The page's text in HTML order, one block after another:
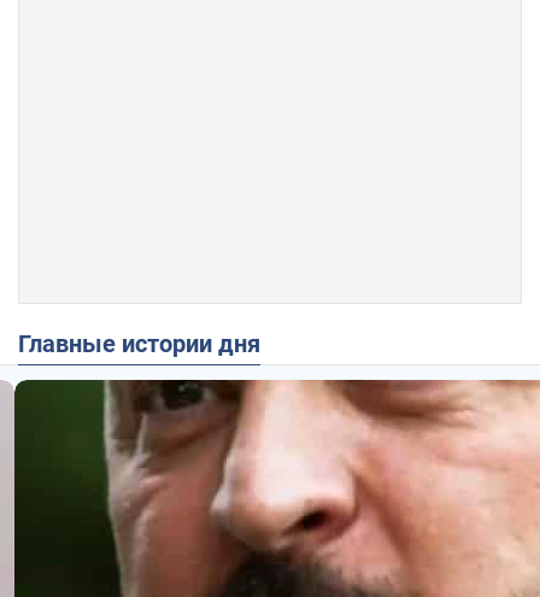
Главные истории дня